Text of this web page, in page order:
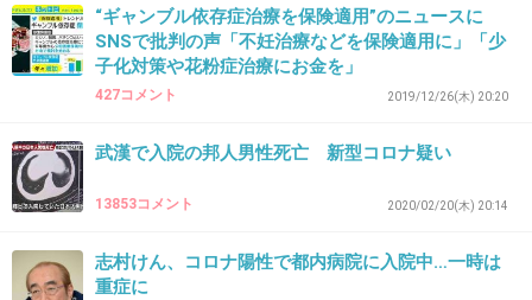
2020/06/15(月) 11:41:19
>>16
まさに自殺行為
そして、金持ちセレブがそれを煽る
恐ろしい国だわ
“ギャンブル依存症治療を保険適用”のニュースに
SNSで批判の声「不妊治療などを保険適用に」「少
子化対策や花粉症治療にお金を」
427コメント 2019/12/26(木) 20:20
武漢で入院の邦人男性死亡 新型コロナ疑い
13853コメント 2020/02/20(木) 20:14
志村けん、コロナ陽性で都内病院に入院中…一時は
重症に